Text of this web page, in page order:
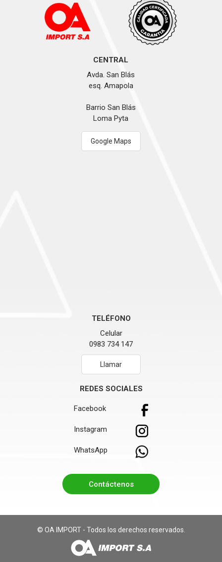
CENTRAL
Avda. San Blás
esq. Amapola
Barrio San Blás
Loma Pyta
Google Maps
TELÉFONO
Celular
0983 734 147
Llamar
REDES SOCIALES
Facebook
Instagram
WhatsApp
Contáctenos
© OA IMPORT - Todos los derechos reservados.